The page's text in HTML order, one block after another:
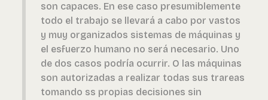
son capaces. En ese caso presumiblemente
todo el trabajo se llevará a cabo por vastos
y muy organizados sistemas de máquinas y
el esfuerzo humano no será necesario. Uno
de dos casos podría ocurrir. O las máquinas
son autorizadas a realizar todas sus trareas
tomando ss propias decisiones sin